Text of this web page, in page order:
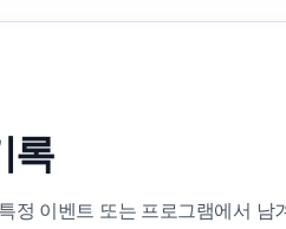
록
정 이벤트 또는 프로그램에서 남